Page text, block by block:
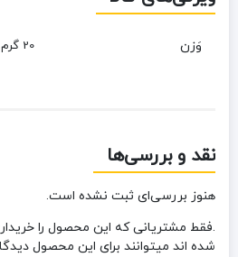
وَزن 20 گرم
نقد و بررسی‌ها
هنوز بررسی‌ای ثبت نشده است.
.فقط مشتریانی که این محصول را
شده اند میتوانند برای این محصول